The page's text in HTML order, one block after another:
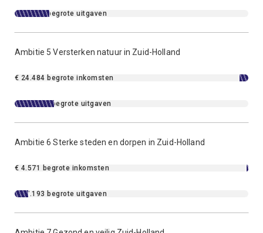
€ 95.158 begrote uitgaven
€ 24.484 begrote inkomsten
€ 107.674 begrote uitgaven
Ambitie 5 Versterken natuur in Zuid-Holland
€ 4.571 begrote inkomsten
€ 37.193 begrote uitgaven
Ambitie 6 Sterke steden en dorpen in Zuid-Holland